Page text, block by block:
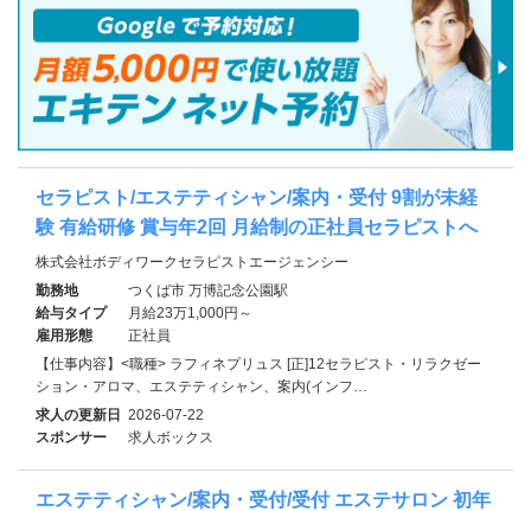
セラピスト/エステティシャン/案内・受付 9割が未経
験 有給研修 賞与年2回 月給制の正社員セラピストへ
株式会社ボディワークセラピストエージェンシー
勤務地
つくば市 万博記念公園駅
給与タイプ
月給23万1,000円～
雇用形態
正社員
【仕事内容】<職種> ラフィネプリュス [正]12セラピスト・リラクゼー
ション・アロマ、エステティシャン、案内(インフ…
求人の更新日 2026-07-22
スポンサー
求人ボックス
エステティシャン/案内・受付/受付 エステサロン 初年